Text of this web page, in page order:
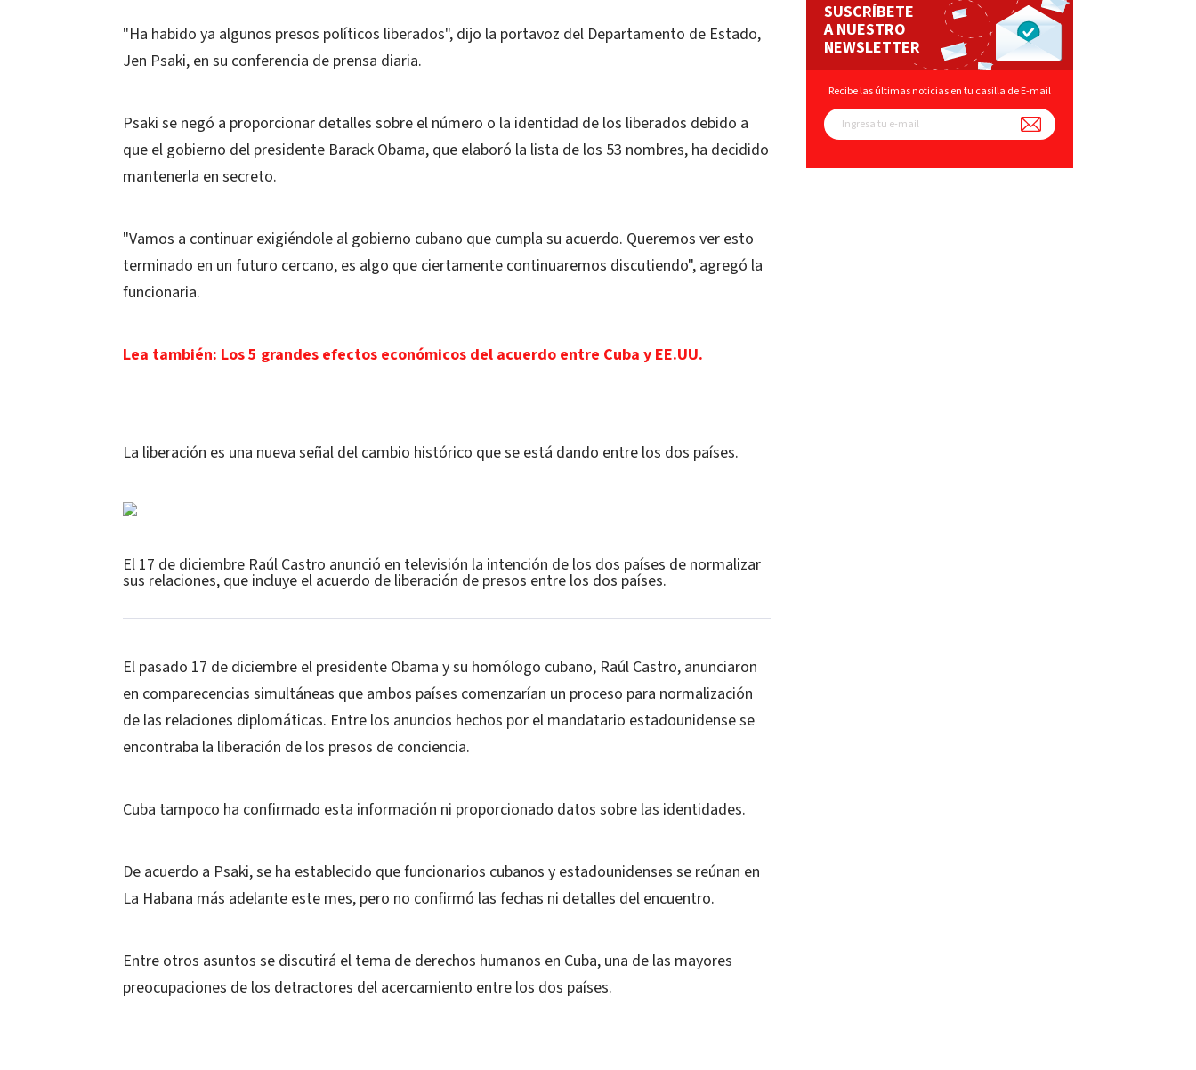
"Ha habido ya algunos presos políticos liberados", dijo la portavoz del Departamento de Estado,
Jen Psaki, en su conferencia de prensa diaria.
Psaki se negó a proporcionar detalles sobre el número o la identidad de los liberados debido a
que el gobierno del presidente Barack Obama, que elaboró la lista de los 53 nombres, ha decidido
mantenerla en secreto.
"Vamos a continuar exigiéndole al gobierno cubano que cumpla su acuerdo. Queremos ver esto
terminado en un futuro cercano, es algo que ciertamente continuaremos discutiendo", agregó la
funcionaria.
Lea también: Los 5 grandes efectos económicos del acuerdo entre Cuba y EE.UU.
La liberación es una nueva señal del cambio histórico que se está dando entre los dos países.
El 17 de diciembre Raúl Castro anunció en televisión la intención de los dos países de normalizar
sus relaciones, que incluye el acuerdo de liberación de presos entre los dos países.
El pasado 17 de diciembre el presidente Obama y su homólogo cubano, Raúl Castro, anunciaron
en comparecencias simultáneas que ambos países comenzarían un proceso para normalización
de las relaciones diplomáticas. Entre los anuncios hechos por el mandatario estadounidense se
encontraba la liberación de los presos de conciencia.
Cuba tampoco ha confirmado esta información ni proporcionado datos sobre las identidades.
De acuerdo a Psaki, se ha establecido que funcionarios cubanos y estadounidenses se reúnan en
La Habana más adelante este mes, pero no confirmó las fechas ni detalles del encuentro.
Entre otros asuntos se discutirá el tema de derechos humanos en Cuba, una de las mayores
preocupaciones de los detractores del acercamiento entre los dos países.
SUSCRÍBETE
A NUESTRO
NEWSLETTER
Recibe las últimas noticias en tu casilla de E-mail